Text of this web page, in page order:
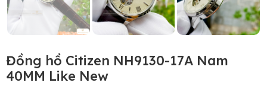
Đồng hồ Citizen NH9130-17A Nam
40MM Like New